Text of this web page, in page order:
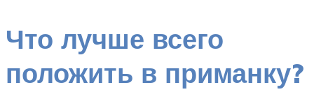
Что лучше всего
положить в приманку?